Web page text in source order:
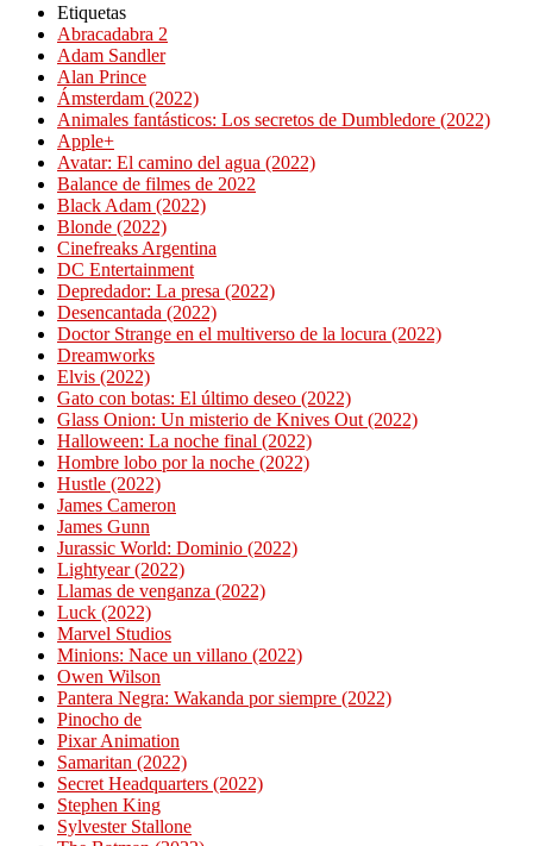
Etiquetas
Abracadabra 2
Adam Sandler
Alan Prince
Ámsterdam (2022)
Animales fantásticos: Los secretos de Dumbledore (2022)
Apple+
Avatar: El camino del agua (2022)
Balance de filmes de 2022
Black Adam (2022)
Blonde (2022)
Cinefreaks Argentina
DC Entertainment
Depredador: La presa (2022)
Desencantada (2022)
Doctor Strange en el multiverso de la locura (2022)
Dreamworks
Elvis (2022)
Gato con botas: El último deseo (2022)
Glass Onion: Un misterio de Knives Out (2022)
Halloween: La noche final (2022)
Hombre lobo por la noche (2022)
Hustle (2022)
James Cameron
James Gunn
Jurassic World: Dominio (2022)
Lightyear (2022)
Llamas de venganza (2022)
Luck (2022)
Marvel Studios
Minions: Nace un villano (2022)
Owen Wilson
Pantera Negra: Wakanda por siempre (2022)
Pinocho de
Pixar Animation
Samaritan (2022)
Secret Headquarters (2022)
Stephen King
Sylvester Stallone